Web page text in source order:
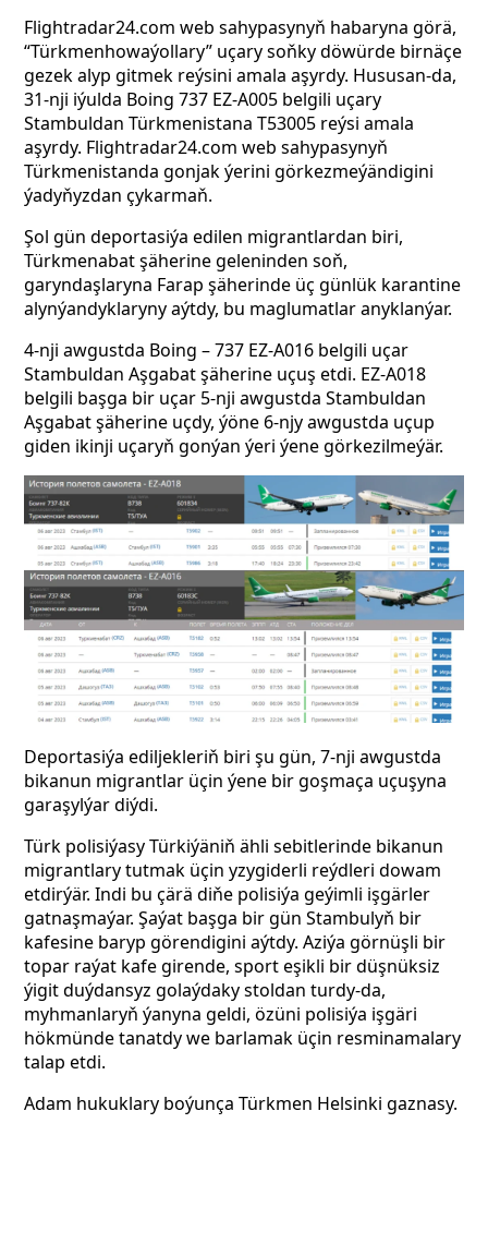
Flightradar24.com web sahypasynyň habaryna görä,
“Türkmenhowaýollary” uçary soňky döwürde birnäçe
gezek alyp gitmek reýsini amala aşyrdy. Hususan-da,
31-nji iýulda Boing 737 EZ-A005 belgili uçary
Stambuldan Türkmenistana T53005 reýsi amala
aşyrdy. Flightradar24.com web sahypasynyň
Türkmenistanda gonjak ýerini görkezmeýändigini
ýadyňyzdan çykarmaň.
Şol gün deportasiýa edilen migrantlardan biri,
Türkmenabat şäherine geleninden soň,
garyndaşlaryna Farap şäherinde üç günlük karantine
alynýandyklaryny aýtdy, bu maglumatlar anyklanýar.
4-nji awgustda Boing – 737 EZ-A016 belgili uçar
Stambuldan Aşgabat şäherine uçuş etdi. EZ-A018
belgili başga bir uçar 5-nji awgustda Stambuldan
Aşgabat şäherine uçdy, ýöne 6-njy awgustda uçup
giden ikinji uçaryň gonýan ýeri ýene görkezilmeýär.
Deportasiýa ediljekleriň biri şu gün, 7-nji awgustda
bikanun migrantlar üçin ýene bir goşmaça uçuşyna
garaşylýar diýdi.
Türk polisiýasy Türkiýäniň ähli sebitlerinde bikanun
migrantlary tutmak üçin yzygiderli reýdleri dowam
etdirýär. Indi bu çärä diňe polisiýa geýimli işgärler
gatnaşmaýar. Şaýat başga bir gün Stambulyň bir
kafesine baryp görendigini aýtdy. Aziýa görnüşli bir
topar raýat kafe girende, sport eşikli bir düşnüksiz
ýigit duýdansyz golaýdaky stoldan turdy-da,
myhmanlaryň ýanyna geldi, özüni polisiýa işgäri
hökmünde tanatdy we barlamak üçin resminamalary
talap etdi.
Adam hukuklary boýunça Türkmen Helsinki gaznasy.